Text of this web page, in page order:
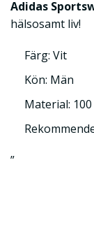
Adidas
hälsosamt liv!
Färg: Vit
Kön: Män
Material:
”